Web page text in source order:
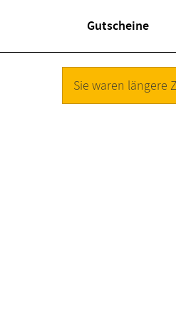
Gutscheine
Sie waren längere